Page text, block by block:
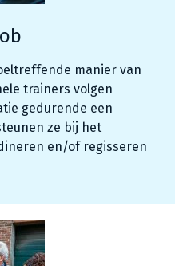
manier van
trainers volgen
gedurende een
ze bij het
en/of regisseren